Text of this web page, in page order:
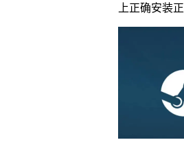
上正确安装